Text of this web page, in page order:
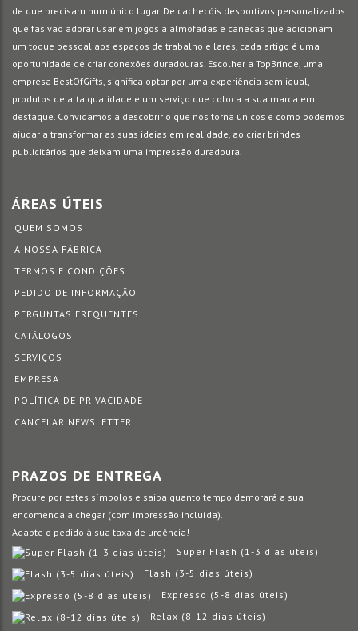
de que precisam num único lugar. De cachecóis desportivos personalizados
que fãs vão adorar usar em jogos a almofadas e canecas que adicionam
um toque pessoal aos espaços de trabalho e lares, cada artigo é uma
oportunidade de criar conexões duradouras. Escolher a TopBrinde, uma
empresa BestOfGifts, significa optar por uma experiência sem igual,
produtos de alta qualidade e um serviço que coloca a sua marca em
destaque. Convidamos a descobrir o que nos torna únicos e como podemos
ajudar a transformar as suas ideias em realidade, ao criar brindes
publicitários que deixam uma impressão duradoura.
ÁREAS ÚTEIS
QUEM SOMOS
A NOSSA FÁBRICA
TERMOS E CONDIÇÕES
PEDIDO DE INFORMAÇÃO
PERGUNTAS FREQUENTES
CATÁLOGOS
SERVIÇOS
EMPRESA
POLÍTICA DE PRIVACIDADE
CANCELAR NEWSLETTER
PRAZOS DE ENTREGA
Procure por estes símbolos e saiba quanto tempo demorará a sua
encomenda a chegar (com impressão incluída).
Adapte o pedido à sua taxa de urgência!
Super Flash (1-3 dias úteis)
Flash (3-5 dias úteis)
Expresso (5-8 dias úteis)
Relax (8-12 dias úteis)